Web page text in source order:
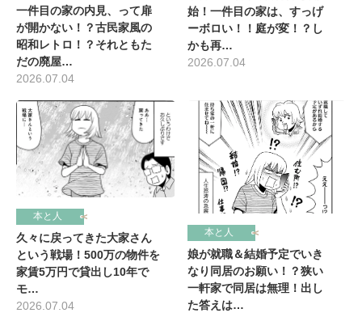
一件目の家の内見、って扉
が開かない！？古民家風の
昭和レトロ！？それともた
だの廃屋…
2026.07.04
始！一件目の家は、すっげ
ーボロい！！庭が変！？し
かも再…
2026.07.04
本と人
久々に戻ってきた大家さん
という戦場！500万の物件を
家賃5万円で貸出し10年で
モ…
2026.07.04
本と人
娘が就職＆結婚予定でいき
なり同居のお願い！？狭い
一軒家で同居は無理！出し
た答えは…